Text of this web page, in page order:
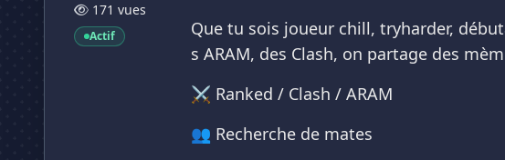
171 vues
Actif
Que tu sois joueur chill, tryharder,
s ARAM, des Clash, on partage des
⚔️ Ranked / Clash / ARAM
👥 Recherche de mates